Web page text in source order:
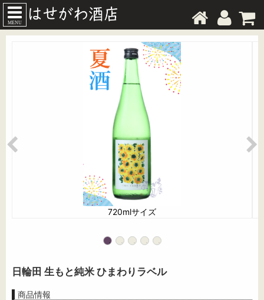
MENU
720mlサイズ
日輪田 生もと純米 ひまわりラベル
商品情報